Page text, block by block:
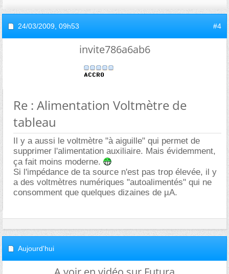
24/03/2009, 09h53 #4
invite786a6ab6
Re : Alimentation Voltmètre de
tableau
Il y a aussi le voltmètre "à aiguille" qui permet de
supprimer l'alimentation auxiliaire. Mais évidemment,
ça fait moins moderne.
Si l'impédance de ta source n'est pas trop élevée, il y
a des voltmètres numériques "autoalimentés" qui ne
consomment que quelques dizaines de µA.
Aujourd'hui